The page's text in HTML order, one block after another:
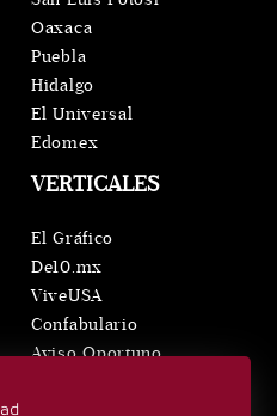
VERTICALES
El Gráfico
De10.mx
ViveUSA
Confabulario
Aviso Oportuno
Oaxaca
Puebla
Hidalgo
El Universal
Edomex